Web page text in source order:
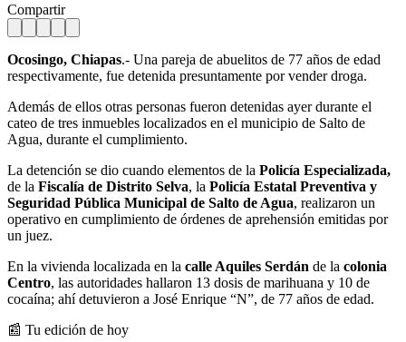
Compartir
Ocosingo, Chiapas.- Una pareja de abuelitos de 77 años de edad
respectivamente, fue detenida presuntamente por vender droga.
Además de ellos otras personas fueron detenidas ayer durante el
cateo de tres inmuebles localizados en el municipio de Salto de
Agua, durante el cumplimiento.
La detención se dio cuando elementos de la Policía Especializada,
de la Fiscalía de Distrito Selva, la Policía Estatal Preventiva y
Seguridad Pública Municipal de Salto de Agua, realizaron un
operativo en cumplimiento de órdenes de aprehensión emitidas por
un juez.
En la vivienda localizada en la calle Aquiles Serdán de la colonia
Centro, las autoridades hallaron 13 dosis de marihuana y 10 de
cocaína; ahí detuvieron a José Enrique “N”, de 77 años de edad.
📰 Tu edición de hoy